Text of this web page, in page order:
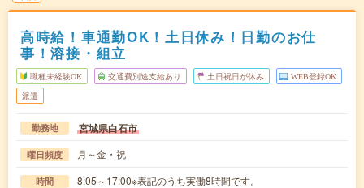
高時給！車通勤OK！土日休み！日勤のお仕
事！溶接・組立
職種未経験OK 交通費別途支給あり 土日祝日が休み WEB登録OK
派遣
勤務地 宮城県白石市
曜日頻度 月～金・祝
時間 8:05～17:00※表記のうち実働8時間です。